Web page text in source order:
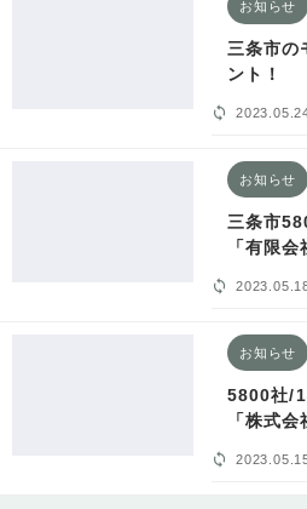
お知らせ
三条市の
ント！
お知らせ
三条市
「有限
お知らせ
5800社/
「株式